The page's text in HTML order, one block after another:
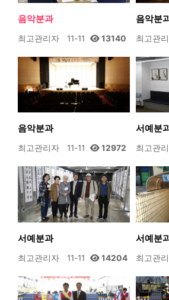
음악분과
최고관리자 11-11 13140
음악분
최고관
음악분과
최고관리자 11-11 12972
서예분
최고관
서예분과
최고관리자 11-11 14204
서예분
최고관